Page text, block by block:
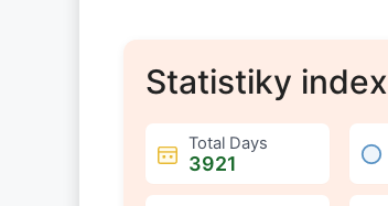
Statistiky
Total Days
:
3921